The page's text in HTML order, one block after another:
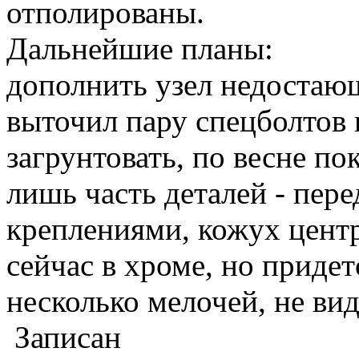
отполированы.
Дальнейшие планы:
дополнить узел
выточил пару
загрунтовать, по весне
лишь часть деталей -
креплениями, кожух
сейчас в хроме, но
несколько мелочей, не
Записан